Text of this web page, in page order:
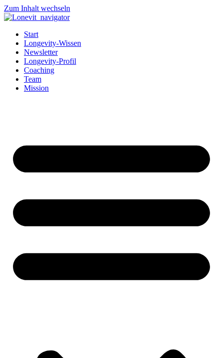
Zum Inhalt wechseln
Start
Longevity-Wissen
Newsletter
Longevity-Profil
Coaching
Team
Mission